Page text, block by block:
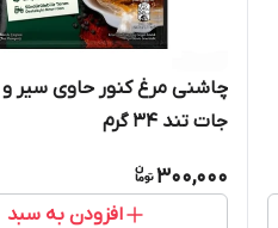
چاشنی مرغ کنور حاوی سیر و
جات تند 34 گرم
300,000
افزودن به سبد